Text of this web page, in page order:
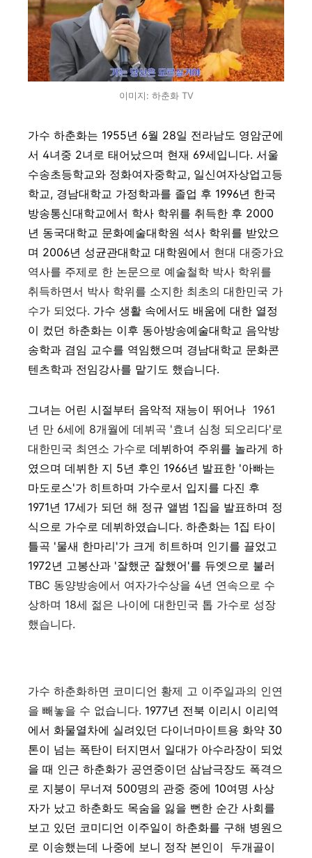
이미지: 하춘화 TV
가수 하춘화는 1955년 6월 28일 전라남도 영암군에
서 4녀중 2녀로 태어났으며 현재 69세입니다. 서울
수송초등학교와 정화여자중학교, 일신여자상업고등
학교, 경남대학교 가정학과를 졸업 후 1996년 한국
방송통신대학교에서 학사 학위를 취득한 후 2000
년 동국대학교 문화예술대학원 석사 학위를 받았으
며 2006년 성균관대학교 대학원에서 현대 대중가요
역사를 주제로 한 논문으로 예술철학 박사 학위를
취득하면서 박사 학위를 소지한 최초의 대한민국 가
수가 되었다. 가수 생활 속에서도 배움에 대한 열정
이 컸던 하춘화는 이후 동아방송예술대학교 음악방
송학과 겸임 교수를 역임했으며 경남대학교 문화콘
텐츠학과 전임강사를 맡기도 했습니다.
그녀는 어린 시절부터 음악적 재능이 뛰어나 1961
년 만 6세에 8개월에 데뷔곡 '효녀 심청 되오리다'로
대한민국 최연소 가수로 데뷔하여 주위를 놀라게 하
였으며 데뷔한 지 5년 후인 1966년 발표한 '아빠는
마도로스'가 히트하며 가수로서 입지를 다진 후
1971년 17세가 되던 해 정규 앨범 1집을 발표하며 정
식으로 가수로 데뷔하였습니다. 하춘화는 1집 타이
틀곡 '물새 한마리'가 크게 히트하며 인기를 끌었고
1972년 고봉산과 '잘했군 잘했어'를 듀엣으로 불러
TBC 동양방송에서 여자가수상을 4년 연속으로 수
상하며 18세 젊은 나이에 대한민국 톱 가수로 성장
했습니다.
가수 하춘화하면 코미디언 황제 고 이주일과의 인연
을 빼놓을 수 없습니다. 1977년 전북 이리시 이리역
에서 화물열차에 실려있던 다이너마이트용 화약 30
톤이 넘는 폭탄이 터지면서 일대가 아수라장이 되었
을 때 인근 하춘화가 공연중이던 삼남극장도 폭격으
로 지붕이 무너져 500명의 관중 중에 10여명 사상
자가 났고 하춘화도 목숨을 잃을 뻔한 순간 사회를
보고 있던 코미디언 이주일이 하춘화를 구해 병원으
로 이송했는데 나중에 보니 정작 본인이
두개골이